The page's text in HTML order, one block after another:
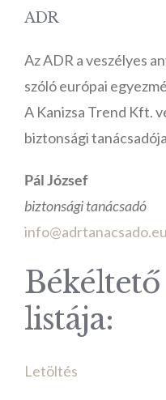
ADR
Az ADR a veszélyes
szóló európai
A Kanizsa Trend Kft.
biztonsági
Pál József
biztonsági tanácsadó
info@adrtanacsado.eu
listája:
Letöltés